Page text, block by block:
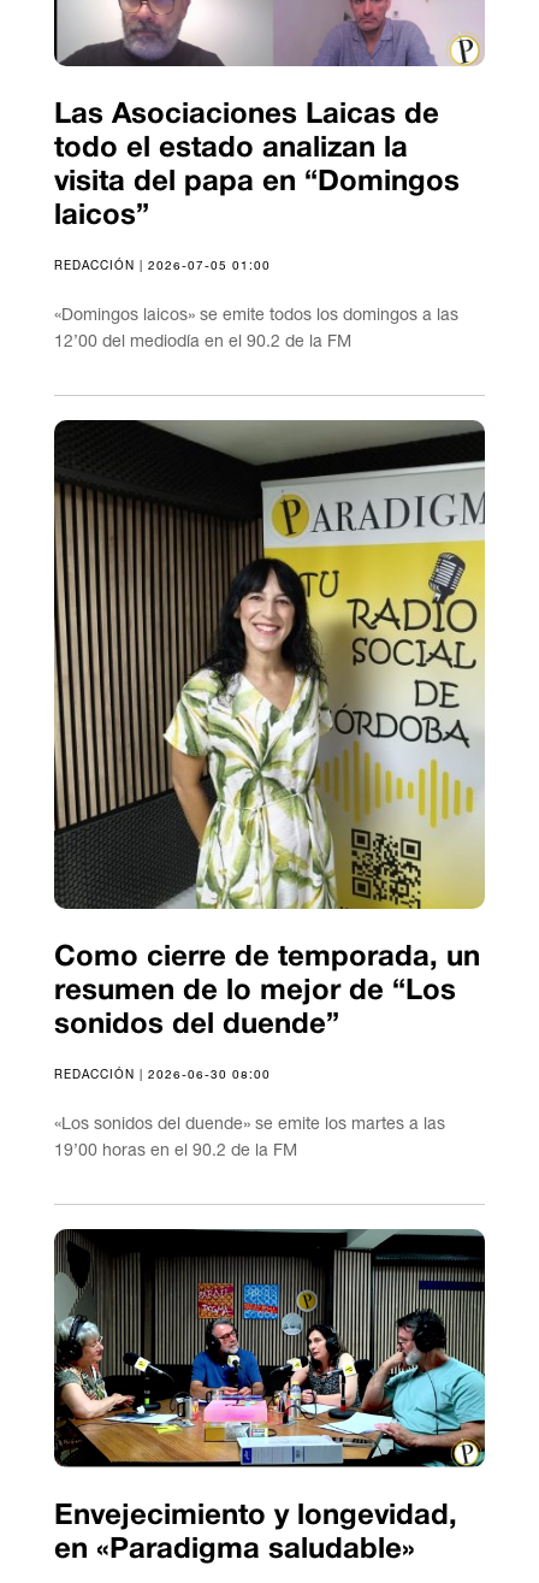
Las Asociaciones Laicas de
todo el estado analizan la
visita del papa en “Domingos
laicos”
REDACCIÓN | 2026-07-05 01:00
«Domingos laicos» se emite todos los domingos a las
12’00 del mediodía en el 90.2 de la FM
Como cierre de temporada, un
resumen de lo mejor de “Los
sonidos del duende”
REDACCIÓN | 2026-06-30 08:00
«Los sonidos del duende» se emite los martes a las
19’00 horas en el 90.2 de la FM
Envejecimiento y longevidad,
en «Paradigma saludable»